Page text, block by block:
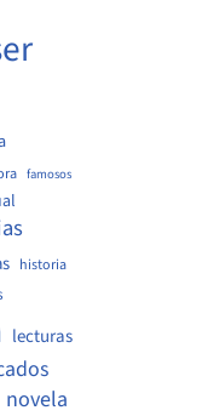
famosos
historia
lecturas
novela